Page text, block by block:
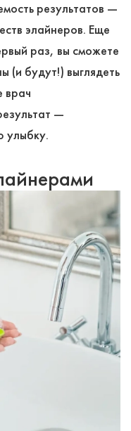
результатов ―
элайнеров. Еще
раз, вы сможете
(и будут!) выглядеть
врач
―
улыбку.